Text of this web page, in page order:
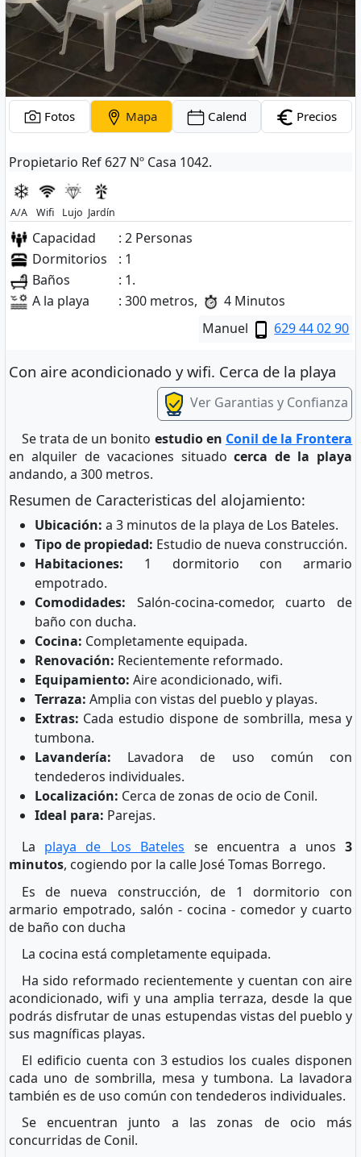
Fotos Mapa Calend Precios
Propietario Ref 627 Nº Casa 1042.
A/A Wifi Lujo Jardín
Capacidad
: 2 Personas
Dormitorios
: 1
Baños
: 1.
A la playa
: 300 metros,
4 Minutos
Manuel
629 44 02 90
Con aire acondicionado y wifi. Cerca de la playa
Ver Garantias y Confianza
Se trata de un bonito estudio en Conil de la Frontera
en alquiler de vacaciones situadocerca de la playa
andando, a 300 metros.
Resumen de Caracteristicas del alojamiento:
Ubicación: a 3 minutos de la playa de Los Bateles.
Tipo de propiedad: Estudio de nueva construcción.
Habitaciones: 1 dormitorio con armario
empotrado.
Comodidades: Salón-cocina-comedor, cuarto de
baño con ducha.
Cocina: Completamente equipada.
Renovación: Recientemente reformado.
Equipamiento: Aire acondicionado, wifi.
Terraza: Amplia con vistas del pueblo y playas.
Extras: Cada estudio dispone de sombrilla, mesa y
tumbona.
Lavandería: Lavadora de uso común con
tendederos individuales.
Localización: Cerca de zonas de ocio de Conil.
Ideal para: Parejas.
La playa de Los Bateles se encuentra a unos3
minutos, cogiendo por la calle José Tomas Borrego.
Es de nueva construcción, de 1 dormitorio con
armario empotrado, salón - cocina - comedor y cuarto
de baño con ducha
La cocina está completamente equipada.
Ha sido reformado recientemente y cuentan con aire
acondicionado, wifi y una amplia terraza, desde la que
podrás disfrutar de unas estupendas vistas del pueblo y
sus magníficas playas.
El edificio cuenta con 3 estudios los cuales disponen
cada uno de sombrilla, mesa y tumbona. La lavadora
también es de uso común con tendederos individuales.
Se encuentran junto a las zonas de ocio más
concurridas de Conil.